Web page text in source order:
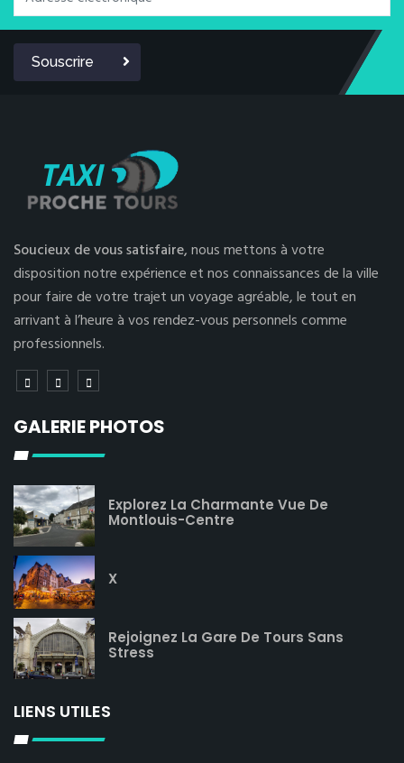
Souscrire
Soucieux de vous satisfaire,nous mettons à votre
disposition notre expérience et nos connaissances de la ville
pour faire de votre trajet un voyage agréable, le tout en
arrivant à l’heure à vos rendez-vous personnels comme
professionnels.
GALERIE PHOTOS
Explorez La Charmante Vue De
Montlouis-Centre
X
Rejoignez La Gare De Tours Sans
Stress
LIENS UTILES